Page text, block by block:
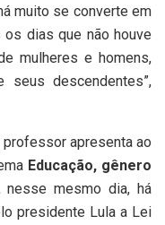
muito se converte em
dias que não houve
mulheres e homens,
seus descendentes”,
professor apresenta ao
Educação, gênero
nesse mesmo dia, há
presidente Lula a Lei